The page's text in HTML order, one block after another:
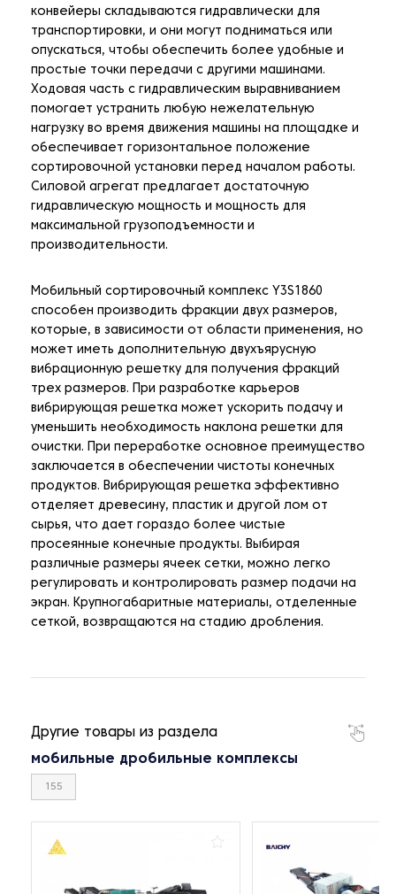
конвейеры складываются гидравлически для
транспортировки, и они могут подниматься или
опускаться, чтобы обеспечить более удобные и
простые точки передачи с другими машинами.
Ходовая часть с гидравлическим выравниванием
помогает устранить любую нежелательную
нагрузку во время движения машины на площадке и
обеспечивает горизонтальное положение
сортировочной установки перед началом работы.
Силовой агрегат предлагает достаточную
гидравлическую мощность и мощность для
максимальной грузоподъемности и
производительности.
Мобильный сортировочный комплекс Y3S1860
способен производить фракции двух размеров,
которые, в зависимости от области применения, но
может иметь дополнительную двухъярусную
вибрационную решетку для получения фракций
трех размеров. При разработке карьеров
вибрирующая решетка может ускорить подачу и
уменьшить необходимость наклона решетки для
очистки. При переработке основное преимущество
заключается в обеспечении чистоты конечных
продуктов. Вибрирующая решетка эффективно
отделяет древесину, пластик и другой лом от
сырья, что дает гораздо более чистые
просеянные конечные продукты. Выбирая
различные размеры ячеек сетки, можно легко
регулировать и контролировать размер подачи на
экран. Крупногабаритные материалы, отделенные
сеткой, возвращаются на стадию дробления.
Другие товары из раздела
мобильные дробильные комплексы
155